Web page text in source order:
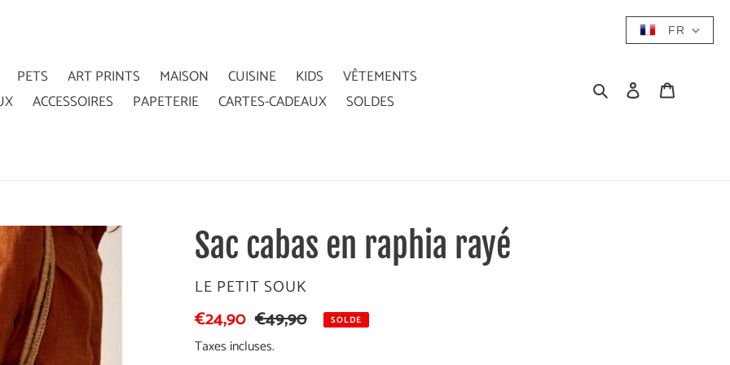
PETS ART PRINTS MAISON CUISINE KIDS
VÊTEMENTS
ACCESSOIRES PAPETERIE CARTES-CADEAUX SOLDES
RechercherSe connecter
Sac cabas en raphia rayé
DISTRIBUTEUR
LE PETIT SOUK
Prix
réduit
€24,90 Prix
normal
€49,90 SOLDE
Taxes incluses.
FR